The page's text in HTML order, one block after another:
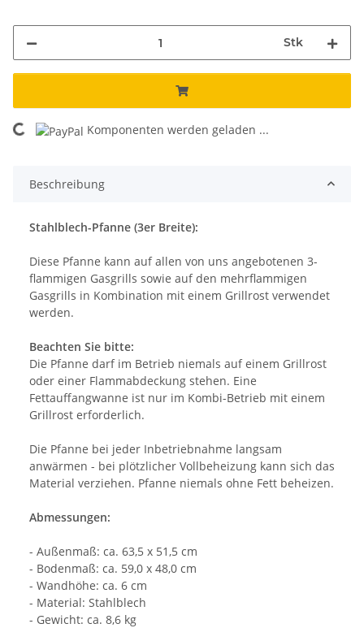
Stk
Loading... Komponenten werden geladen ...
Beschreibung
Stahlblech-Pfanne (3er Breite):
Diese Pfanne kann auf allen von uns angebotenen 3-
flammigen Gasgrills sowie auf den mehrflammigen
Gasgrills in Kombination mit einem Grillrost verwendet
werden.
Beachten Sie bitte:
Die Pfanne darf im Betrieb niemals auf einem Grillrost
oder einer Flammabdeckung stehen. Eine
Fettauffangwanne ist nur im Kombi-Betrieb mit einem
Grillrost erforderlich.
Die Pfanne bei jeder Inbetriebnahme langsam
anwärmen - bei plötzlicher Vollbeheizung kann sich das
Material verziehen. Pfanne niemals ohne Fett beheizen.
Abmessungen:
- Außenmaß: ca. 63,5 x 51,5 cm
- Bodenmaß: ca. 59,0 x 48,0 cm
- Wandhöhe: ca. 6 cm
- Material: Stahlblech
- Gewicht: ca. 8,6 kg